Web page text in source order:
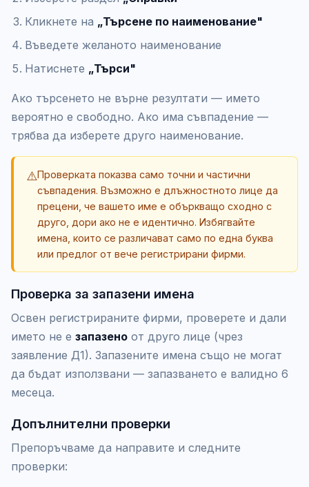
Кликнете на „Търсене по наименование"
Въведете желаното наименование
Натиснете „Търси"
Ако търсенето не върне резултати — името
вероятно е свободно. Ако има съвпадение —
трябва да изберете друго наименование.
⚠️Проверката показва само точни и частични
съвпадения. Възможно е длъжностното лице да
прецени, че вашето име е объркващо сходно с
друго, дори ако не е идентично. Избягвайте
имена, които се различават само по една буква
или предлог от вече регистрирани фирми.
Проверка за запазени имена
Освен регистрираните фирми, проверете и дали
името не е запазено от друго лице (чрез
заявление Д1). Запазените имена също не могат
да бъдат използвани — запазването е валидно 6
месеца.
Допълнителни проверки
Препоръчваме да направите и следните
проверки: